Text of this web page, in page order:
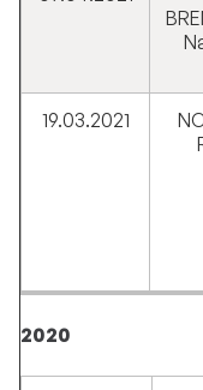
19.03.2021
2020